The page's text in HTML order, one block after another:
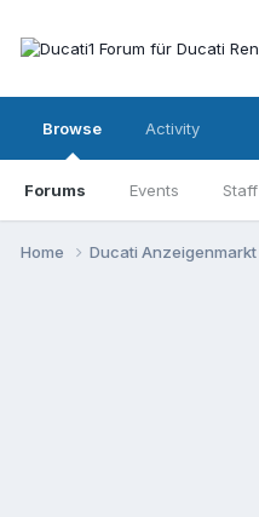
Browse
Forums Events Staff
Activity
Home Ducati Anzeigenmarkt